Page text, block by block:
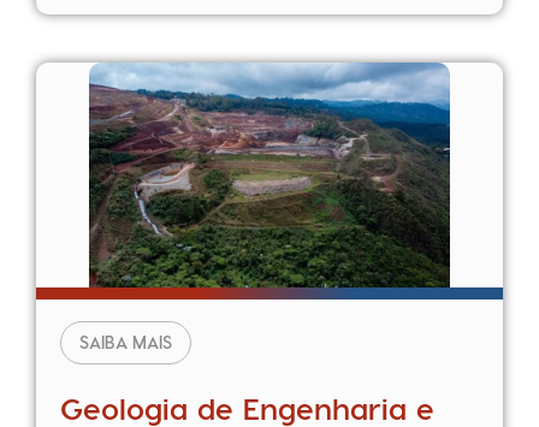
SAIBA MAIS
Geologia de Engenharia e